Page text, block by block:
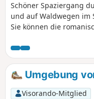
Schöner Spaziergang
und auf Waldwegen im
Sie können die
der Isle erbaut wurde,
gegenüberliegt. Ein
sich in der Nähe: die
Gabillou (nicht zu
Umgebung
Visorando-Mitglied